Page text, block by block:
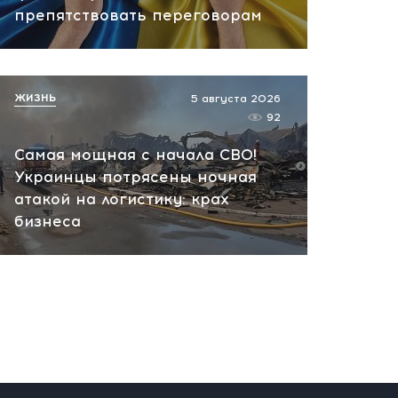
Иран получает ключ к
Ормузскому проливу: новый
игры на Ближнем Востоке
препятствовать переговорам
Самая мощная с начала СВО!
Украинцы потрясены ночная
атакой на логистику: крах
бизнеса
5 августа 2026
92
ЖИЗНЬ